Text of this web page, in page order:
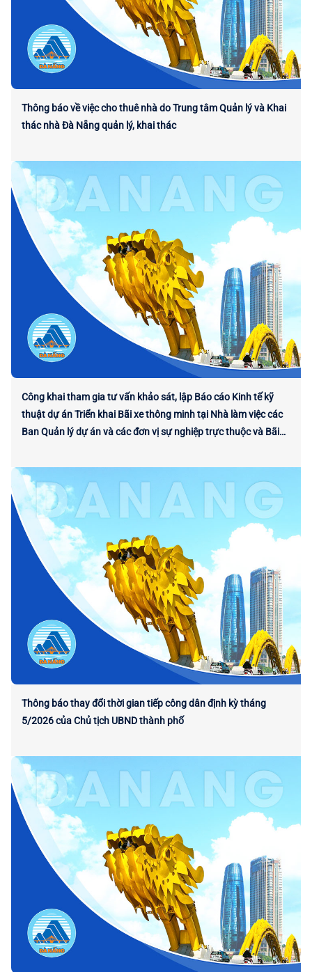
Thông báo về việc cho thuê nhà do Trung tâm Quản lý và Khai
thác nhà Đà Nẵng quản lý, khai thác
Công khai tham gia tư vấn khảo sát, lập Báo cáo Kinh tế kỹ
thuật dự án Triển khai Bãi xe thông minh tại Nhà làm việc các
Ban Quản lý dự án và các đơn vị sự nghiệp trực thuộc và Bãi
Thông báo thay đổi thời gian tiếp công dân định kỳ tháng
5/2026 của Chủ tịch UBND thành phố